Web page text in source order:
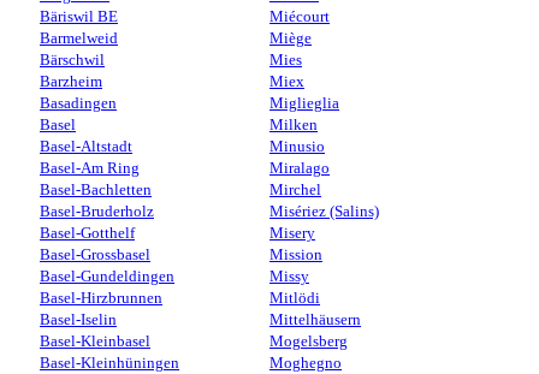
Bäriswil BE
Barmelweid
Bärschwil
Barzheim
Basadingen
Basel
Basel-Altstadt
Basel-Am Ring
Basel-Bachletten
Basel-Bruderholz
Basel-Gotthelf
Basel-Grossbasel
Basel-Gundeldingen
Basel-Hirzbrunnen
Basel-Iselin
Basel-Kleinbasel
Basel-Kleinhüningen
Miécourt
Miège
Mies
Miex
Miglieglia
Milken
Minusio
Miralago
Mirchel
Misériez (Salins)
Misery
Mission
Missy
Mitlödi
Mittelhäusern
Mogelsberg
Moghegno